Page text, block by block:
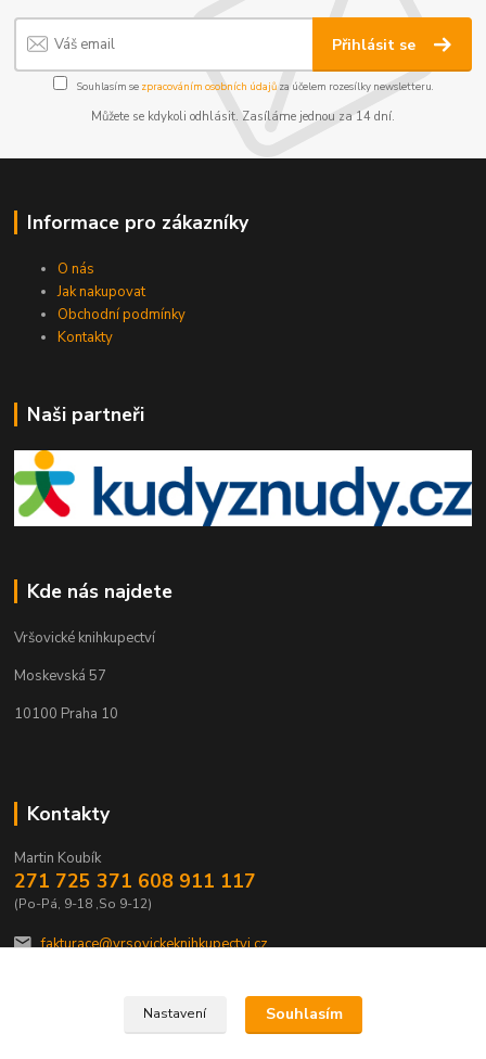
Přihlásit se
Souhlasím se zpracováním osobních údajůza účelem rozesílky newsletteru.
Můžete se kdykoli odhlásit. Zasíláme jednou za 14 dní.
Informace pro zákazníky
O nás
Jak nakupovat
Obchodní podmínky
Kontakty
Naši partneři
Kde nás najdete
Vršovické knihkupectví
Moskevská 57
10100 Praha 10
Kontakty
Martin Koubík
271 725 371 608 911 117
(Po-Pá, 9-18 ,So 9-12)
fakturace@vrsovickeknihkupectvi.cz
Nastavení Souhlasím